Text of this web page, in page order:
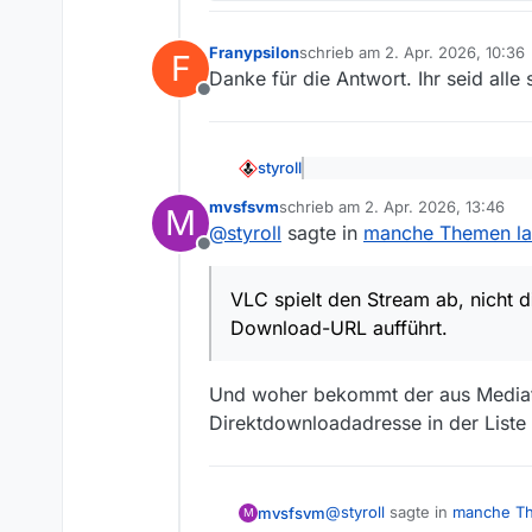
F
Offline
Franypsilonschrieb am 2. Apr. 2026, 10:36
zuletzt editiert von
Danke für die Antwort. Ihr seid alle
styroll
Das ist dieses Problem, das
allen Versionen erfolgreich
@Franypsilonsagte: warum
Ob das immer so ist, wäre zu
beim Abspielen auf der
@ Franypsilon sagte: bei
M
Offline
mvsfsvmschrieb am 2. Apr. 2026, 13:46
zuletzt editiert von
@styroll sagte in manche Themen
VLC spielt den Stream ab, nicht
Download-URL aufführt.
Und woher bekommt der aus
Direktdownloadadresse in der
M mvsfsvm@styroll sagte in manche